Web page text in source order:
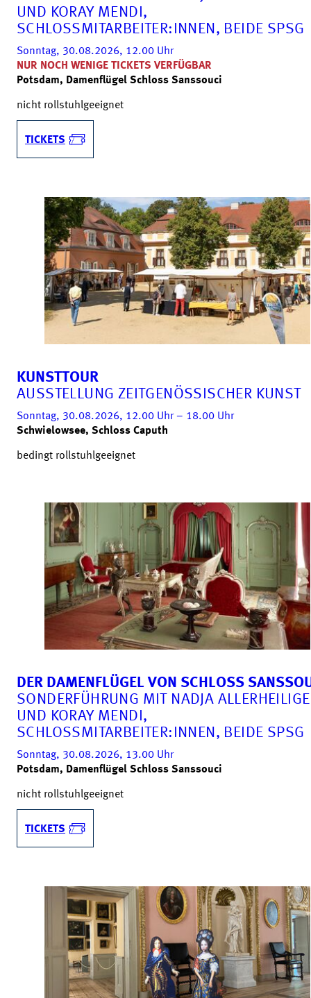
UND KORAY MENDI,
SCHLOSSMITARBEITER:INNEN, BEIDE SPSG
Sonntag, 30.08.2026, 12.00 Uhr
NUR NOCH WENIGE TICKETS VERFÜGBAR
Potsdam, Damenflügel Schloss Sanssouci
nicht rollstuhlgeeignet
TICKETS
KUNSTTOUR
AUSSTELLUNG ZEITGENÖSSISCHER KUNST
Sonntag, 30.08.2026, 12.00 Uhr– 18.00 Uhr
Schwielowsee, Schloss Caputh
bedingt rollstuhlgeeignet
DER DAMENFLÜGEL VON SCHLOSS
SONDERFÜHRUNG MIT NADJA
UND KORAY MENDI,
SCHLOSSMITARBEITER:INNEN, BEIDE SPSG
Sonntag, 30.08.2026, 13.00 Uhr
Potsdam, Damenflügel Schloss Sanssouci
nicht rollstuhlgeeignet
TICKETS